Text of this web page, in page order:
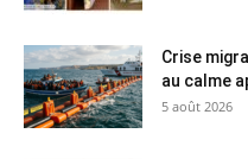
Crise
au calme
5 août 2026